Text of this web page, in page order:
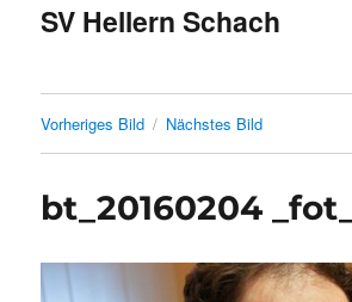
SV Hellern Schach
Vorheriges Bild Nächstes Bild
bt_20160204